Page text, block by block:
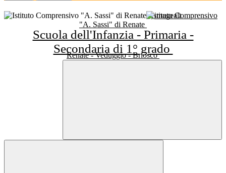
Istituto Comprensivo
"A. Sassi" di Renate
Scuola dell'Infanzia - Primaria -
Secondaria di 1° grado
Renate - Veduggio - Briosco